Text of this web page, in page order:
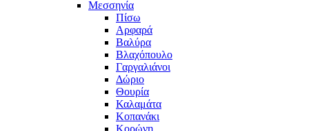
Μεσσηνία
Πίσω
Αρφαρά
Βαλύρα
Βλαχόπουλο
Γαργαλιάνοι
Δώριο
Θουρία
Καλαμάτα
Κοπανάκι
Κορώνη